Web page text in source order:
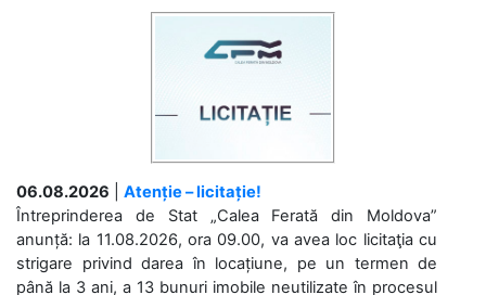
06.08.2026
Atenție – licitație!
Întreprinderea de Stat „Calea Ferată din Moldova”
anunță: la 11.08.2026, ora 09.00, va avea loc licitaţia cu
strigare privind darea în locațiune, pe un termen de
până la 3 ani, a 13 bunuri imobile neutilizate în procesul